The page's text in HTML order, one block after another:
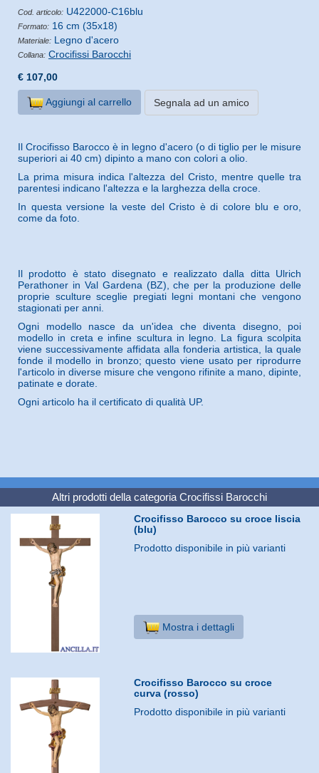
Cod. articolo: U422000-C16blu
Formato: 16 cm (35x18)
Materiale: Legno d'acero
Collana: Crocifissi Barocchi
€ 107,00
Aggiungi al carrello Segnala ad un amico
Il Crocifisso Barocco è in legno d'acero (o di tiglio per le misure
superiori ai 40 cm) dipinto a mano con colori a olio.
La prima misura indica l'altezza del Cristo, mentre quelle tra
parentesi indicano l'altezza e la larghezza della croce.
In questa versione la veste del Cristo è di colore blu e oro,
come da foto.
Il prodotto è stato disegnato e realizzato dalla ditta Ulrich
Perathoner in Val Gardena (BZ), che per la produzione delle
proprie sculture sceglie pregiati legni montani che vengono
stagionati per anni.
Ogni modello nasce da un'idea che diventa disegno, poi
modello in creta e infine scultura in legno. La figura scolpita
viene successivamente affidata alla fonderia artistica, la quale
fonde il modello in bronzo; questo viene usato per riprodurre
l'articolo in diverse misure che vengono rifinite a mano, dipinte,
patinate e dorate.
Ogni articolo ha il certificato di qualità UP.
Altri prodotti della categoria Crocifissi Barocchi
Crocifisso Barocco su croce liscia
(blu)
Prodotto disponibile in più varianti
Mostra i dettagli
Crocifisso Barocco su croce
curva (rosso)
Prodotto disponibile in più varianti